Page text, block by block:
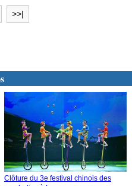
>>|
Clôture du 3e festival chinois des